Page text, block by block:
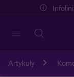
Artykuły